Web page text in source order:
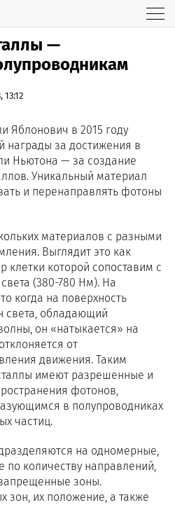
—
13:12
Яблонович в 2015 году
награды за достижения в
Ньютона — за создание
Уникальный материал
и перенаправлять фотоны
материалов с разными
Выглядит это как
клетки которой сопоставим с
(380-780 Нм). На
когда на поверхность
света, обладающий
он «натыкается» на
от
движения. Таким
имеют разрешенные и
фотонов,
в полупроводниках
частиц.
на одномерные,
количеству направлений,
зоны.
зон, их положение, а также